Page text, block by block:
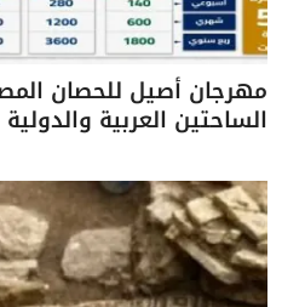
مهرجان أصيل للحصان
الساحتين العربية والدولية